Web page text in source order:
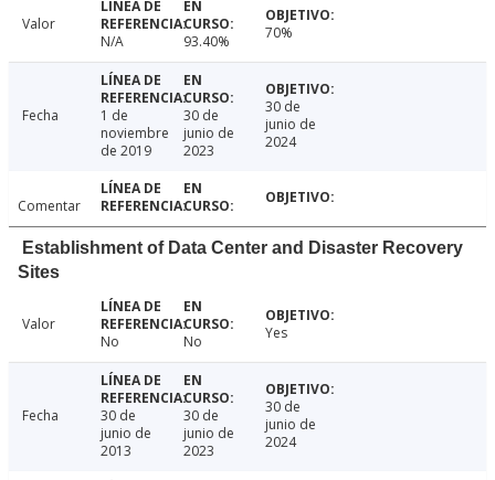
Valor
N/A
93.40% 70%
Fecha
1 de
noviembre
de 2019
30 de
junio de
2023
30 de
junio de
2024
Comentar
Establishment of Data Center and Disaster Recovery
Sites
Valor
No
No Yes
Fecha
30 de
junio de
2013
30 de
junio de
2023
30 de
junio de
2024